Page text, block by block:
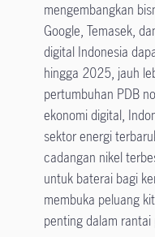
mengembangkan
Google, Temasek,
digital Indonesia
hingga 2025, jauh
pertumbuhan PDB
ekonomi digital,
sektor energi
cadangan nikel
untuk baterai bagi
membuka peluang
penting dalam rantai